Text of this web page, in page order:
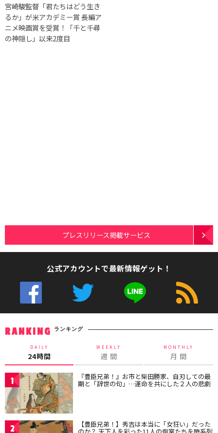
宮崎駿監督「君たちはどう生き
るか」が米アカデミー賞 長編ア
ニメ映画賞を受賞！「千と千尋
の神隠し」以来2度目
プレスリリース掲載サービス
公式アカウントで最新情報ゲット！
RANKING ランキング
DAILY
24時間
WEEKLY
週 間
MONTHLY
月 間
1 『豊臣兄弟！』お市と柴田勝家、自刃しての最
期と「辞世の句」…運命を共にした２人の悲劇
2 【豊臣兄弟！】秀吉は本当に「女狂い」だった
のか？ 天下人を彩った11人の側室たちを時系列